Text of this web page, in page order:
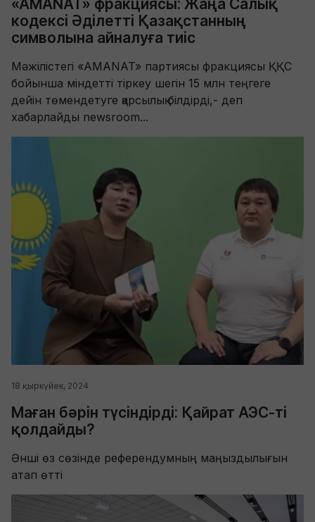
«AMANAT» фракциясы: Жаңа Салық
кодексі Әділетті Қазақстанның
символына айналуға тиіс
Мәжілістегі «AMANAT» партиясы фракциясы ҚҚС
бойынша міндетті тіркеу шегін 15 млн теңгеге
дейін төмендетуге қарсылық білдірді,- деп
хабарлайды newsroom...
18 қыркүйек, 2024
Маған бәрін түсіндірді: Қайрат АЭС-ті
қолдайды?
Әнші өз сөзінде референдумның маңыздылығын
атап өтті